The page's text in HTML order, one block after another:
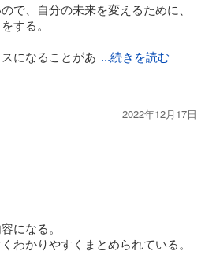
考え方が違うだけだということを
吟味して、受け入れるか受け流す
分自身を責めているときは、大
いう思考に陥っていることに気付
世界には色んな人がいて、そのお
自分ではないんです。
てもらって生きていることを思
喜ばせるために出来ることをリ
ってみることをおすすめしていま
で、自分の未来を変えるために、
する。
になることがあ ...続きを読む
で、子供は夫の態度をとれば、親
それを続けるようになってしま
子供とはしっかりと対話すること
2022年12月17日
になる。
わかりやすくまとめられている。